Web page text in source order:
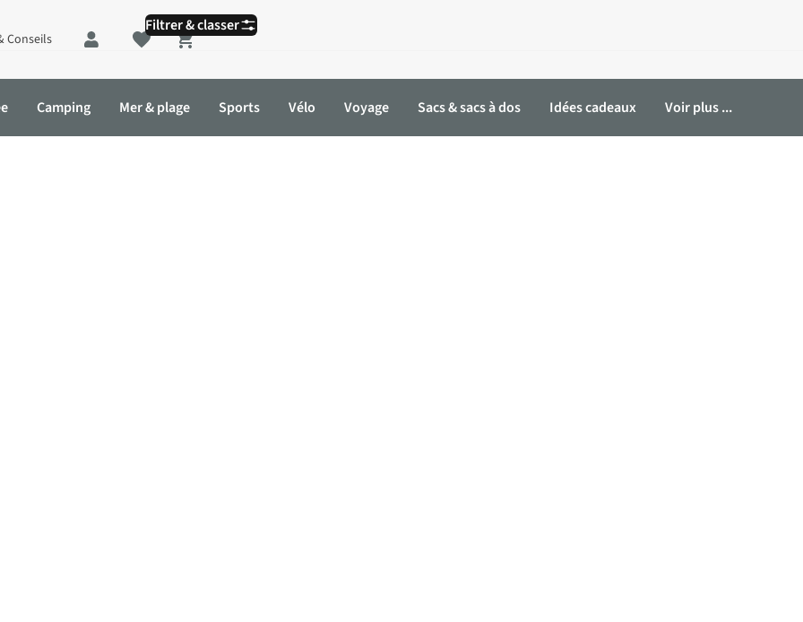
Conseils
Shopping cart
Camping Mer & plage Sports Vélo Voyage Sacs & sacs à dos Idées cadeaux Voir plus ...
Filtrer & classer